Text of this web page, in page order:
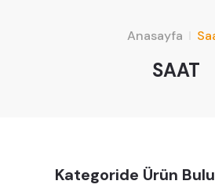
Anasayfa
SAAT
Kategoride Ürün